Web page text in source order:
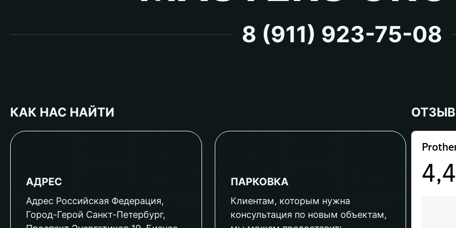
8 (911) 923-75-08
КАК НАС НАЙТИ
АДРЕС
Адрес Российская Федерация,
Город-Герой Санкт-Петербург,
ПАРКОВКА
Клиентам, которым нужна
консультация по новым объектам,